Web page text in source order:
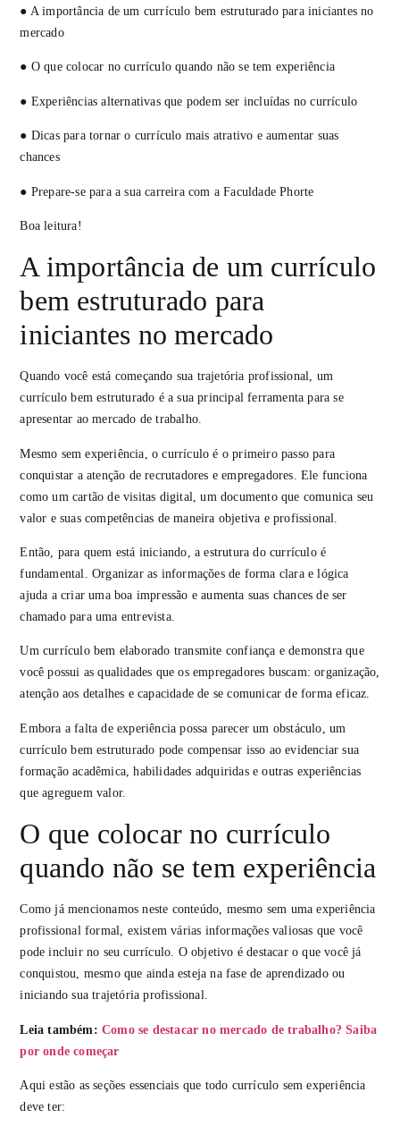
● A importância de um currículo bem estruturado para iniciantes no
mercado
● O que colocar no currículo quando não se tem experiência
● Experiências alternativas que podem ser incluídas no currículo
● Dicas para tornar o currículo mais atrativo e aumentar suas
chances
● Prepare-se para a sua carreira com a Faculdade Phorte
Boa leitura!
A importância de um currículo
bem estruturado para
iniciantes no mercado
Quando você está começando sua trajetória profissional, um
currículo bem estruturado é a sua principal ferramenta para se
apresentar ao mercado de trabalho.
Mesmo sem experiência, o currículo é o primeiro passo para
conquistar a atenção de recrutadores e empregadores. Ele funciona
como um cartão de visitas digital, um documento que comunica seu
valor e suas competências de maneira objetiva e profissional.
Então, para quem está iniciando, a estrutura do currículo é
fundamental. Organizar as informações de forma clara e lógica
ajuda a criar uma boa impressão e aumenta suas chances de ser
chamado para uma entrevista.
Um currículo bem elaborado transmite confiança e demonstra que
você possui as qualidades que os empregadores buscam: organização,
atenção aos detalhes e capacidade de se comunicar de forma eficaz.
Embora a falta de experiência possa parecer um obstáculo, um
currículo bem estruturado pode compensar isso ao evidenciar sua
formação acadêmica, habilidades adquiridas e outras experiências
que agreguem valor.
O que colocar no currículo
quando não se tem experiência
Como já mencionamos neste conteúdo, mesmo sem uma experiência
profissional formal, existem várias informações valiosas que você
pode incluir no seu currículo. O objetivo é destacar o que você já
conquistou, mesmo que ainda esteja na fase de aprendizado ou
iniciando sua trajetória profissional.
Leia também:Como se destacar no mercado de trabalho? Saiba
por onde começar
Aqui estão as seções essenciais que todo currículo sem experiência
deve ter: